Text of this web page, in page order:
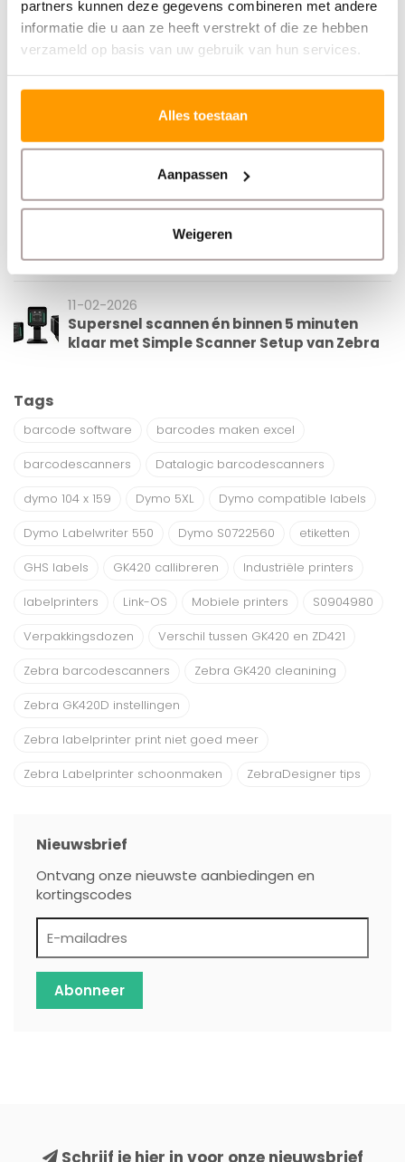
partners kunnen deze gegevens combineren met andere
informatie die u aan ze heeft verstrekt of die ze hebben
verzameld op basis van uw gebruik van hun services.
Alles toestaan
Aanpassen
Weigeren
Euro-Label Basic of Strong: welk
verzendetiket past bij jouw verzending?
02-07-2026
Kenteken etiketten printen? Zo werkt het
11-06-2026
Zebra SE4710 vs SE5500: dit is het verschil
Direct thermisch V.S. Thermisch Transfer
printen
11-02-2026
Supersnel scannen én binnen 5 minuten
klaar met Simple Scanner Setup van Zebra
Tags
barcode software
barcodes maken excel
barcodescanners
Datalogic barcodescanners
dymo 104 x 159
Dymo 5XL
Dymo compatible labels
Dymo Labelwriter 550
Dymo S0722560
etiketten
GHS labels
GK420 callibreren
Industriële printers
labelprinters
Link-OS Mobiele printers
S0904980
Verpakkingsdozen
Verschil tussen GK420 en ZD421
Zebra barcodescanners
Zebra GK420 cleanining
Zebra GK420D instellingen
Zebra labelprinter print niet goed meer
Zebra Labelprinter schoonmaken
ZebraDesigner tips
Nieuwsbrief
Ontvang onze nieuwste aanbiedingen en
kortingscodes
Abonneer
Schrijf je hier in voor onze nieuwsbrief